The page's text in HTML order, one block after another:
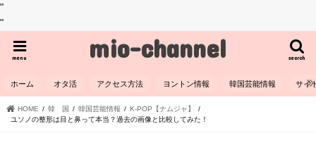
"
"
mio-channel search
menu
ホーム オタ活 アクセス方法 ヨントン情報 韓国芸能情報 サイ
HOME 韓 国 韓国芸能情報
K-POP【ナムジャ】
ユソノの整形は目と鼻って本当？過去の画像と比較してみた！